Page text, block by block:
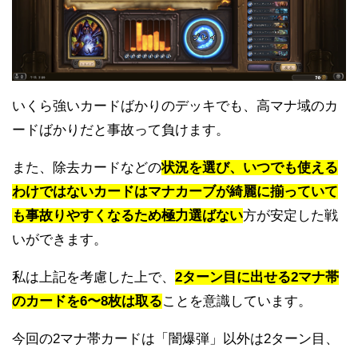
いくら強いカードばかりのデッキでも、高マナ域のカ
ードばかりだと事故って負けます。
また、除去カードなどの状況を選び、いつでも使える
わけではないカードはマナカーブが綺麗に揃っていて
も事故りやすくなるため極力選ばない方が安定した戦
いができます。
私は上記を考慮した上で、 2ターン目に出せる2マナ帯
のカードを6〜8枚は取ることを意識しています。
今回の2マナ帯カードは「闇爆弾」以外は2ターン目、